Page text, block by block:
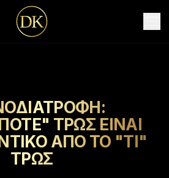
DK
ΤΡΩΣ ΕΙΝΑΙ
ΑΠΟ ΤΟ "ΤΙ"
ΤΡΩΣ